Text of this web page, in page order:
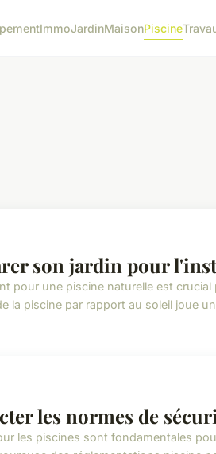
ImmoJardinMaisonPiscine
son jardin pour
pour une piscine naturelle est
la piscine par rapport au soleil joue
les normes de
les piscines sont fondamentales